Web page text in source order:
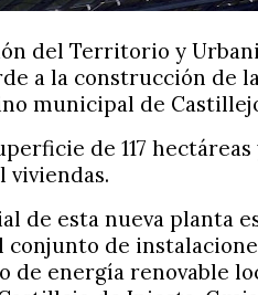
del Territorio y
a la construcción de
municipal de
de 117
viviendas.
de esta nueva planta
de
de energía renovable